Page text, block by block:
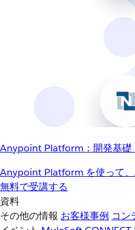
Anypoint Platform：開発基礎
Anypoint Platform を使って、
無料で受講する
資料
その他の情報 お客様事例 コン